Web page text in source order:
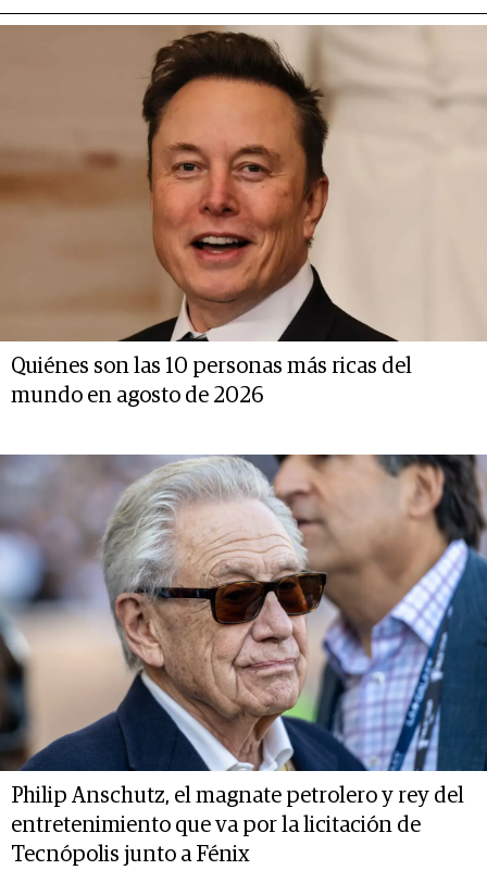
Quiénes son las 10 personas más ricas del
mundo en agosto de 2026
Philip Anschutz, el magnate petrolero y rey del
entretenimiento que va por la licitación de
Tecnópolis junto a Fénix